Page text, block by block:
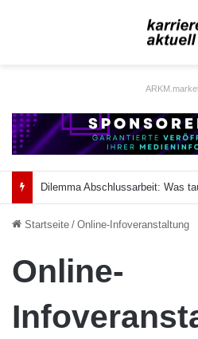
Startseite / Online-Infoveranstaltung
Online-